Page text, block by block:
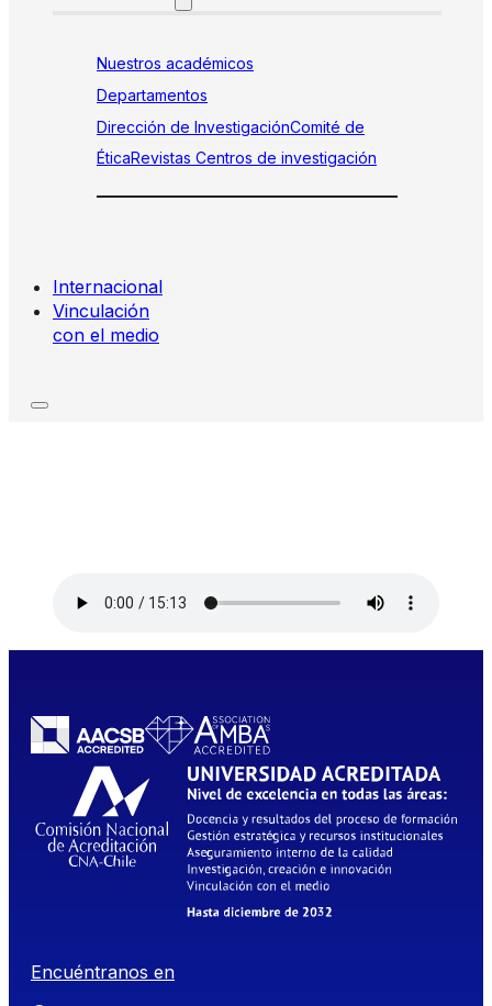
Nuestros académicos
Departamentos
Dirección de InvestigaciónComité de
ÉticaRevistas Centros de investigación
Internacional
Vinculación
con el medio
Encuéntranos en